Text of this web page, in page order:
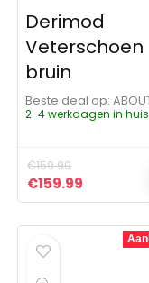
Derimod
Veterschoen
bruin
Beste deal op:
2-4 werkdagen in huis
€159.99
Oorspronkelijke
€159.99 Huidige